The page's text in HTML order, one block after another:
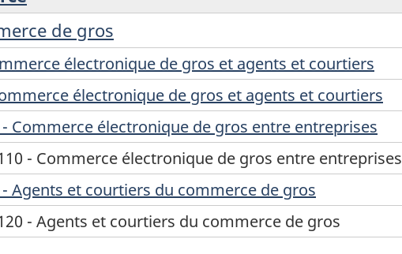
de gros
électronique de gros et agents et courtiers
électronique de gros et agents et courtiers
- Commerce électronique de gros entre entreprises
- Commerce électronique de gros entre entreprises
- Agents et courtiers du commerce de gros
- Agents et courtiers du commerce de gros